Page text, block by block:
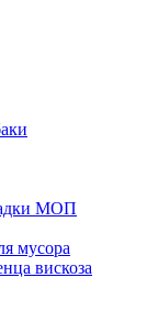
МОП
мусора
вискоза